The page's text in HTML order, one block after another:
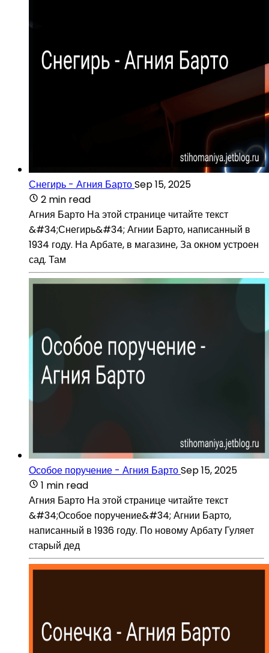
Снегирь - Агния БартоSep 15, 2025
2 min read
Агния Барто На этой странице читайте текст
&#34;Снегирь&#34; Агнии Барто, написанный в
1934 году. На Арбате, в магазине, За окном устроен
сад. Там
Особое поручение - Агния БартоSep 15, 2025
1 min read
Агния Барто На этой странице читайте текст
&#34;Особое поручение&#34; Агнии Барто,
написанный в 1936 году. По новому Арбату Гуляет
старый дед